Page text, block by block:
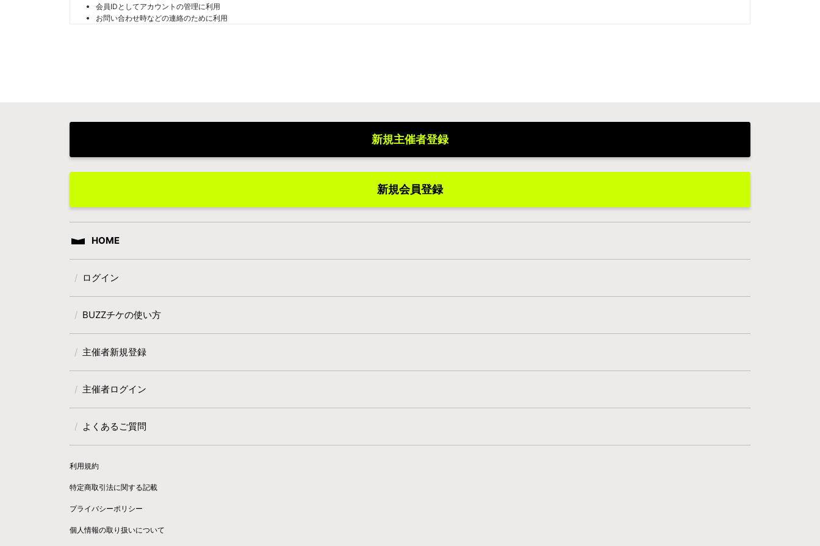
会員IDとしてアカウントの管理に利用
お問い合わせ時などの連絡のために利用
新規主催者登録
新規会員登録
HOME
ログイン
BUZZチケの使い方
主催者新規登録
主催者ログイン
よくあるご質問
利用規約
特定商取引法に関する記載
プライバシーポリシー
個人情報の取り扱いについて